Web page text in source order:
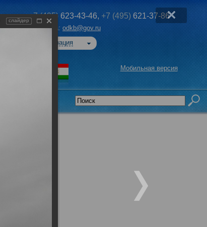
+7 (495) 623-43-46, +7 (495) 621-37-86
Эл. почта: odkb@gov.ru
Авторизация
Мобильная версия
слайдер